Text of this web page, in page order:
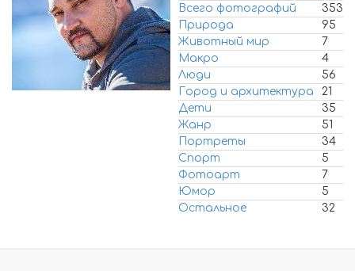
Всего фотографий
353
Природа
95
Животный мир
7
Макро
4
Люди
56
Город и архитектура
21
Дети
35
Жанр
51
Портреты
34
Спорт
5
Фотоарт
7
Юмор
5
Остальное
32